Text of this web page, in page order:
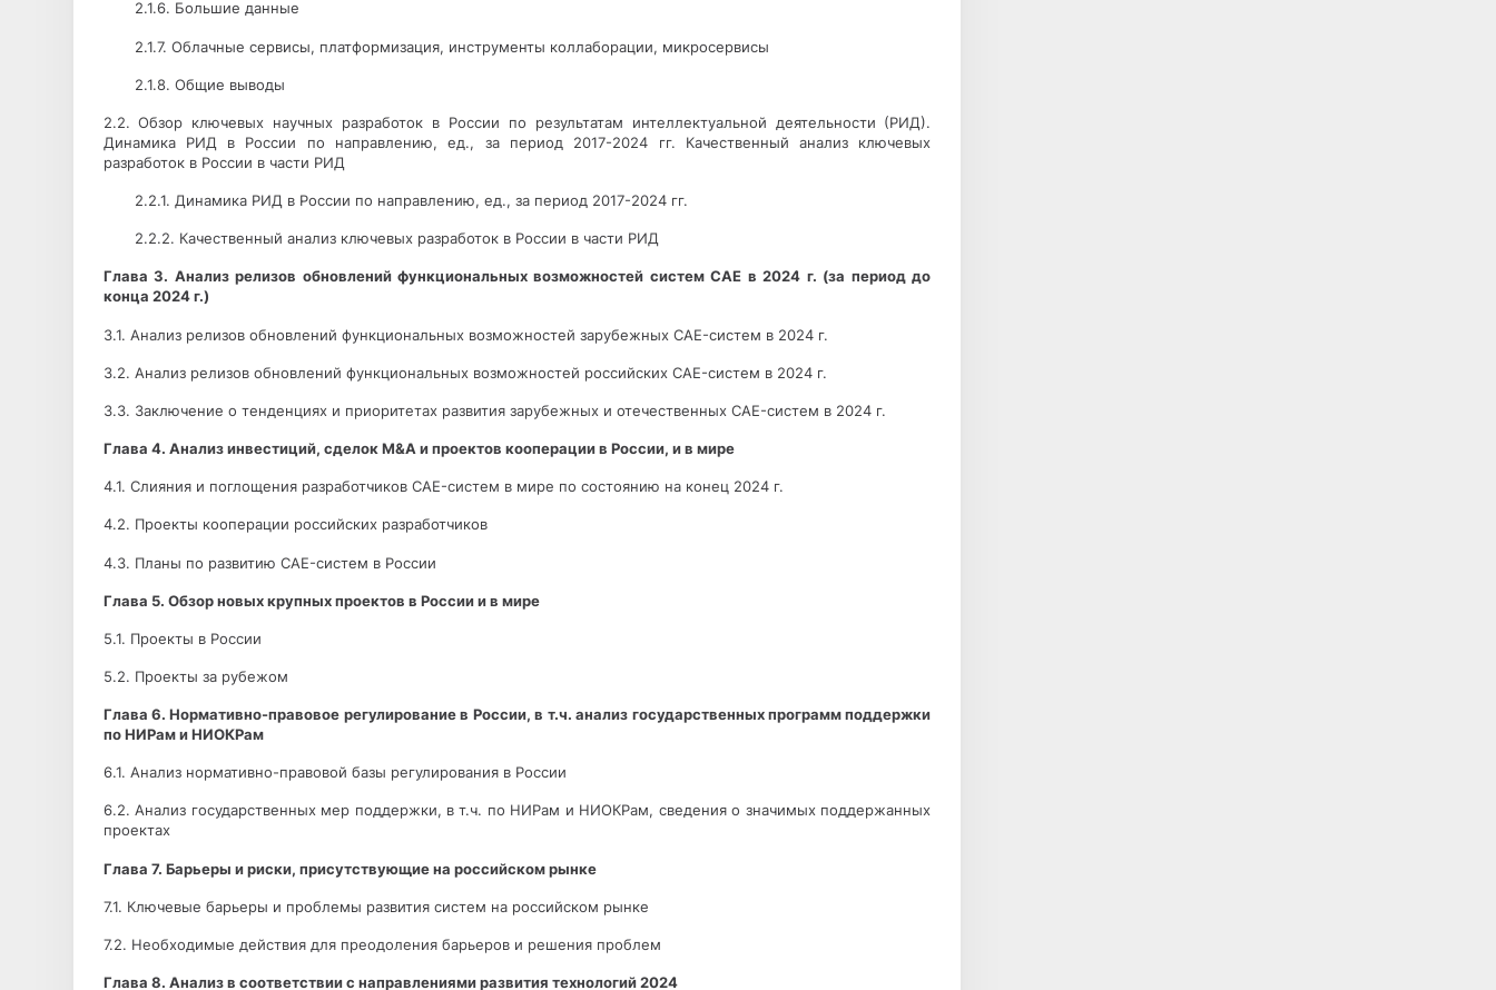
2.1.6. Большие данные
2.1.7. Облачные сервисы, платформизация, инструменты коллаборации, микросервисы
2.1.8. Общие выводы
2.2. Обзор ключевых научных разработок в России по результатам интеллектуальной деятельности (РИД).
Динамика РИД в России по направлению, ед., за период 2017-2024 гг. Качественный анализ ключевых
разработок в России в части РИД
2.2.1. Динамика РИД в России по направлению, ед., за период 2017-2024 гг.
2.2.2. Качественный анализ ключевых разработок в России в части РИД
Глава 3. Анализ релизов обновлений функциональных возможностей системCAE в 2024 г. (за период до
конца 2024 г.)
3.1. Анализ релизов обновлений функциональных возможностей зарубежных CAE-систем в 2024 г.
3.2. Анализ релизов обновлений функциональных возможностей российских CAE-систем в 2024 г.
3.3. Заключение о тенденциях и приоритетах развития зарубежных и отечественных CAE-систем в 2024 г.
Глава 4. Анализ инвестиций, сделокM&A и проектов кооперации в России, и в мире
4.1. Слияния и поглощения разработчиков CAE-систем в мире по состоянию на конец 2024 г.
4.2. Проекты кооперации российских разработчиков
4.3. Планы по развитию CAE-систем в России
Глава 5. Обзор новых крупных проектов в России и в мире
5.1. Проекты в России
5.2. Проекты за рубежом
Глава 6. Нормативно-правовое регулирование в России, в т.ч. анализ государственных программ поддержки
по НИРам и НИОКРам
6.1. Анализ нормативно-правовой базы регулирования в России
6.2. Анализ государственных мер поддержки, в т.ч. по НИРам и НИОКРам, сведения о значимых поддержанных
проектах
Глава 7. Барьеры и риски, присутствующие на российском рынке
7.1. Ключевые барьеры и проблемы развития систем на российском рынке
7.2. Необходимые действия для преодоления барьеров и решения проблем
Глава 8. Анализ в соответствии с направлениями развития технологий 2024